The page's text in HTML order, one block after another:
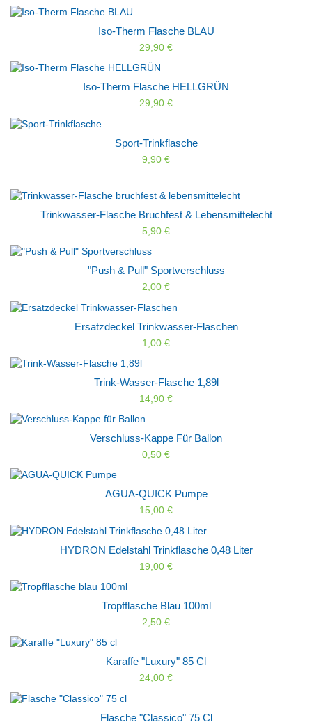
Iso-Therm Flasche BLAU
29,90 €
Iso-Therm Flasche HELLGRÜN
29,90 €
Sport-Trinkflasche
9,90 €
Trinkwasser-Flasche Bruchfest & Lebensmittelecht
5,90 €
"Push & Pull" Sportverschluss
2,00 €
Ersatzdeckel Trinkwasser-Flaschen
1,00 €
Trink-Wasser-Flasche 1,89l
14,90 €
Verschluss-Kappe Für Ballon
0,50 €
AGUA-QUICK Pumpe
15,00 €
HYDRON Edelstahl Trinkflasche 0,48 Liter
19,00 €
Tropfflasche Blau 100ml
2,50 €
Karaffe "Luxury" 85 Cl
24,00 €
Flasche "Classico" 75 Cl